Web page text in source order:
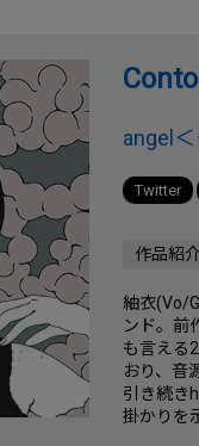
angel
Twitter
作品紹
紬衣(Vo/
ンド。前
も言える
おり、音
引き続き
掛かりを